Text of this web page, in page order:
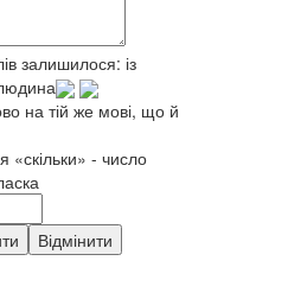
залишилося: із
на тій же мові, що й
«скільки» - число